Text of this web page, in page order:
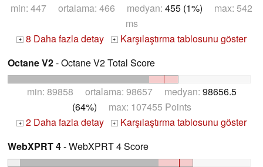
min: 447 ortalama: 466 medyan: 455 (1%) max: 542
ms
+ 8 Daha fazla detay + Karşılaştırma tablosunu göster
Octane V2- Octane V2 Total Score
min: 89858 ortalama: 98657 medyan: 98656.5
(64%) max: 107455 Points
+ 2 Daha fazla detay + Karşılaştırma tablosunu göster
WebXPRT 4- WebXPRT 4 Score